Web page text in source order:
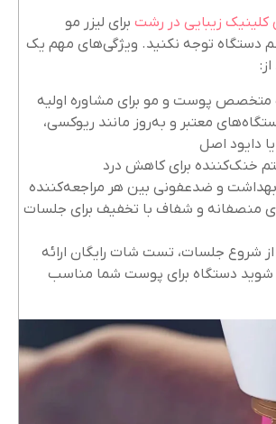
کلینیک زیبایی در رشت برای لیزر مو
دستگاه توجه نکنید. ویژگی‌های مهم یک
پوست و مو برای مشاوره اولیه
معتبر و به‌روز مانند ریوکسی،
دایود اصل
خنک‌کننده برای کاهش درد
و ضدعفونی بین هر مراجعه‌کننده
منصفانه و شفاف با تخفیف برای جلسات
شروع جلسات، تست شات رایگان ارائه
دستگاه برای پوست شما مناسب